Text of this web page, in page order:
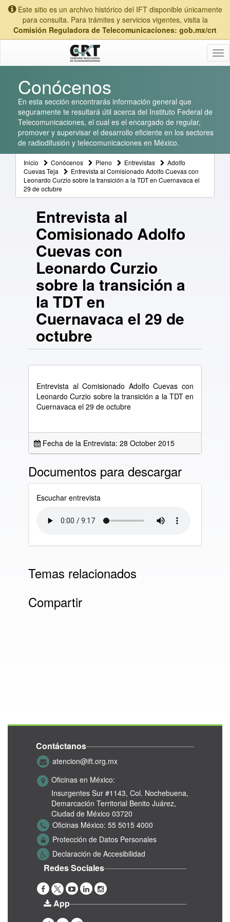
Este sitio es un archivo histórico del IFT disponible únicamente
para consulta. Para trámites y servicios vigentes, visita la
Comisión Reguladora de Telecomunicaciones: gob.mx/crt
Conócenos
En esta sección encontrarás información general que
seguramente te resultará útil acerca del Instituto Federal de
Telecomunicaciones, el cual es el encargado de regular,
promover y supervisar el desarrollo eficiente en los sectores
de radiodifusión y telecomunicaciones en México.
Inicio Conócenos Pleno Entrevistas
Adolfo
Cuevas Teja
Entrevista al Comisionado Adolfo Cuevas con
Leonardo Curzio sobre la transición a la TDT en Cuernavaca el
29 de octubre
Entrevista al
Comisionado Adolfo
Cuevas con
Leonardo Curzio
sobre la transición a
la TDT en
Cuernavaca el 29 de
octubre
Entrevista al Comisionado Adolfo Cuevas con
Leonardo Curzio sobre la transición a la TDT en
Cuernavaca el 29 de octubre
Fecha de la Entrevista: 28 October 2015
Documentos para descargar
Escuchar entrevista
Temas relacionados
Compartir
Contáctanos
atencion@ift.org.mx
Oficinas en México:
Insurgentes Sur #1143, Col. Nochebuena,
Demarcación Territorial Benito Juárez,
Ciudad de México 03720
Oficinas México: 55 5015 4000
Protección de Datos Personales
Declaración de Accesibilidad
Redes Sociales
App